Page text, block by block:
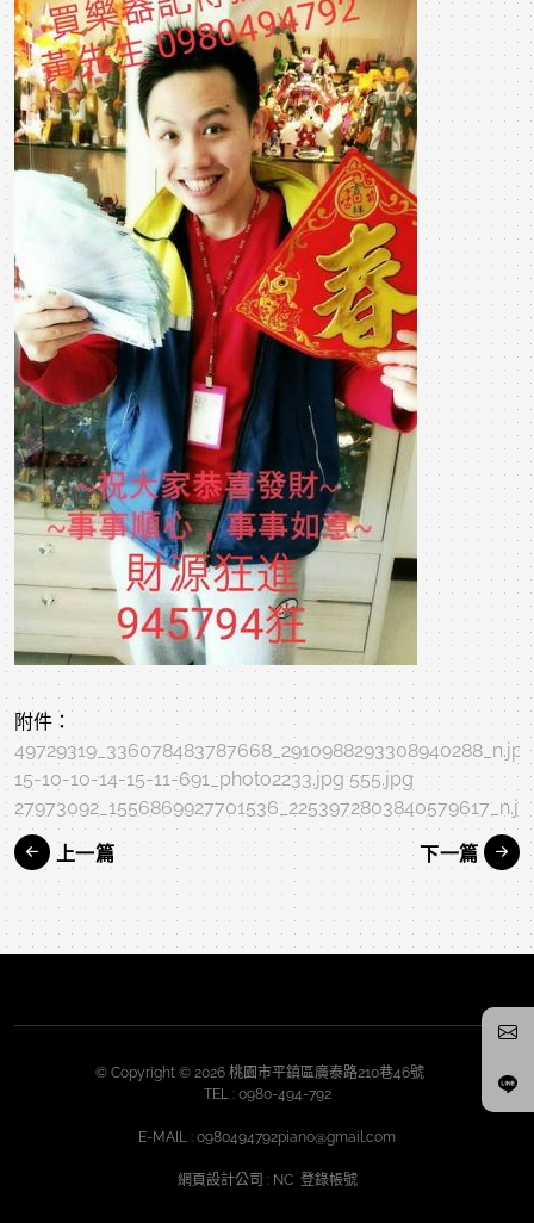
附件：
49729319_336078483787668_2910988293308940288_n.jpg
15-10-10-14-15-11-691_photo2233.jpg 555.jpg
上一篇 下一篇
© Copyright © 2026 桃園市平鎮區廣泰路210巷46號
TEL : 0980-494-792
E-MAIL : 0980494792piano@gmail.com
網頁設計公司 : NC 登錄帳號